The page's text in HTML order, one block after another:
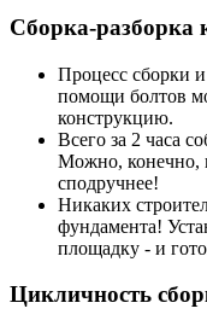
Сборка-разборка
Процесс сборки
помощи болтов
конструкцию.
Всего за 2 часа
Можно, конечно,
сподручнее!
Никаких
фундамента!
площадку - и
Цикличность